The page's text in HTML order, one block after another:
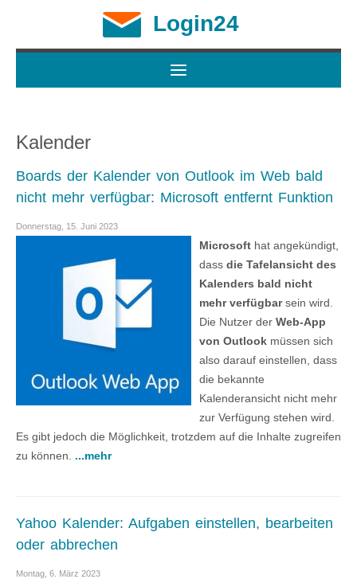
Login24
Kalender
Boards der Kalender von Outlook im Web bald
nicht mehr verfügbar: Microsoft entfernt Funktion
Donnerstag, 15. Juni 2023
Microsoft hat angekündigt,
dass die Tafelansicht des
Kalenders bald nicht
mehr verfügbarsein wird.
Die Nutzer der Web-App
von Outlook müssen sich
also darauf einstellen, dass
die bekannte
Kalenderansicht nicht mehr
zur Verfügung stehen wird.
Es gibt jedoch die Möglichkeit, trotzdem auf die Inhalte zugreifen
zu können. ...mehr
Yahoo Kalender: Aufgaben einstellen, bearbeiten
oder abbrechen
Montag, 6. März 2023